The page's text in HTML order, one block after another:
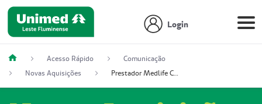
Login
Acesso Rápido
Comunicação
Novas Aquisições
Prestador Medlife Consultas e Diagnósticos (51004334-2)